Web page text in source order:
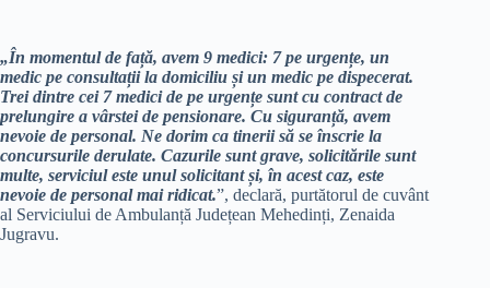
„În momentul de față, avem 9 medici: 7 pe urgențe, un
medic pe consultații la domiciliu și un medic pe dispecerat.
Trei dintre cei 7 medici de pe urgențe sunt cu contract de
prelungire a vârstei de pensionare. Cu siguranță, avem
nevoie de personal. Ne dorim ca tinerii să se înscrie la
concursurile derulate. Cazurile sunt grave, solicitările sunt
multe, serviciul este unul solicitant și, în acest caz, este
nevoie de personal mai ridicat.”, declară, purtătorul de cuvânt
al Serviciului de Ambulanță Județean Mehedinți, Zenaida
Jugravu.